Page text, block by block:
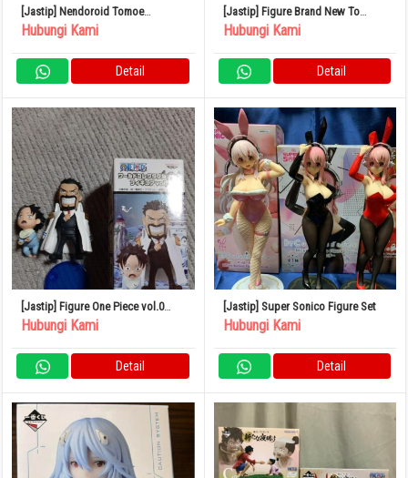
[Jastip] Nendoroid Tomoe
(Kamisama Kiss)
Hubungi Kami
Detail
[Jastip] Figure Brand New To
Love-Ru Darkness Momo Baby Doll
Hubungi Kami
Detail
[Jastip] Figure One Piece vol.0
Garp Ace World Collectible Ruru
Hubungi Kami
Detail
[Jastip] Super Sonico Figure Set
Hubungi Kami
Detail